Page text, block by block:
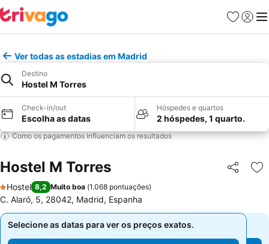
Favoritos
Iniciar
Ver todas as estadias em Madrid
Destino
Hostel M Torres
Check-in/out
Escolha as datas
Hóspedes e quartos
2 hóspedes, 1 quarto.
Como os pagamentos influenciam os resultados
Hostel M Torres Partilhar
1 Estrelas
Hostel 8,2 Muito boa (1.068 pontuações)
C. Alaró, 5, 28042, Madrid, Espanha
Selecione as datas para ver os preços exatos.
Selecione as datas para ver os preços exatos.